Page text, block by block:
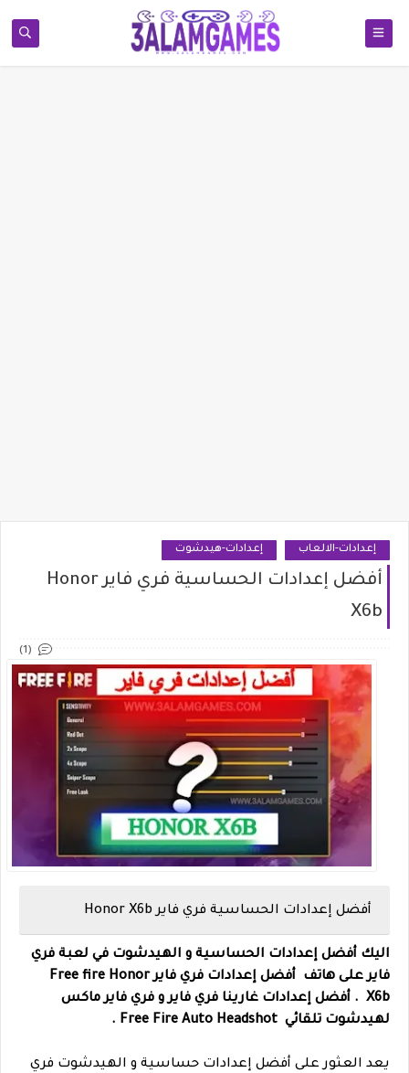
إعدادات-الالعاب إعدادات-هيدشوت
أفضل إعدادات الحساسية فري فاير Honor
X6b
(1)
أفضل إعدادات الحساسية فري فاير Honor X6b
اليك أفضل إعدادات الحساسية و الهيدشوت في لعبة فري
فاير على هاتف
أفضل إعدادات فري فاير Free fireHonor
X6b .
أفضل إعدادات غارينا فري فاير و فري فاير ماكس
لهيدشوت تلقائي Free Fire Auto Headshot .
يعد العثور على أفضل إعدادات حساسية و الهيدشوت فري